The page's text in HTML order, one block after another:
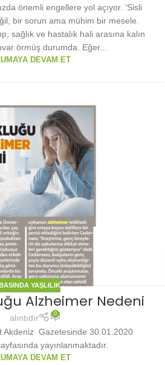
önemli engellere yol açıyor. ‘Sisli
bir sorun ama mühim bir mesele.
sağlık ve hastalık hali arasına kalın
örmüş durumda. Eğer...
DEVAM ET
BASINDA YAŞLILIK
Alzheimer Nedeni
alıntıdır 0
Akdeniz Gazetesinde 30.01.2020
yayınlanmaktadır.
DEVAM ET